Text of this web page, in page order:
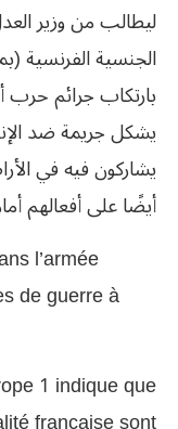
ليطالب من وزير
الجنسية الفرنسية
بارتكاب جرائم حرب
يشكل جريمة ضد
يشاركون فيه في
أيضًا على أفعالهم
l’armée
de guerre à
1 indique que